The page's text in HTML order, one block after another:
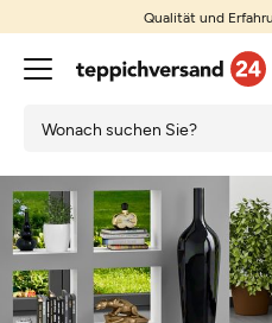
Qualität und
Günstige Preise